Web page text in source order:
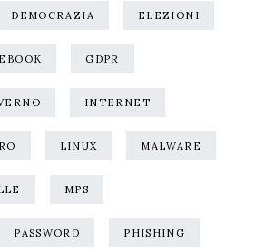
DEMOCRAZIA ELEZIONI
GDPR
INTERNET
LINUX MALWARE
MPS
PASSWORD PHISHING